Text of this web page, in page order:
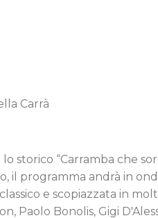
Carrà
storico “Carramba che
il programma andrà in
e scopiazzata in
Paolo Bonolis, Gigi